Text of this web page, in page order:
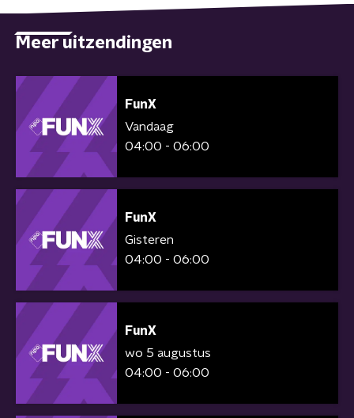
Meer uitzendingen
FunX
Vandaag
04:00 - 06:00
FunX
Gisteren
04:00 - 06:00
FunX
wo 5 augustus
04:00 - 06:00